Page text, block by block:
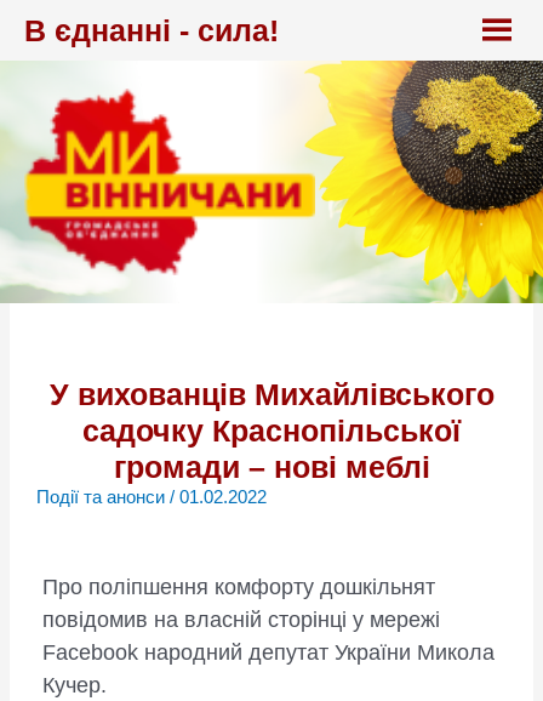
В єднанні - сила!
У вихованців Михайлівського
садочку Краснопільської
громади – нові меблі
Події та анонси/ 01.02.2022
Про поліпшення комфорту дошкільнят
повідомив на власній сторінці у мережі
Facebook народний депутат України Микола
Кучер.